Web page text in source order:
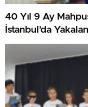
40 Yıl 9 Ay
İstanbul’da